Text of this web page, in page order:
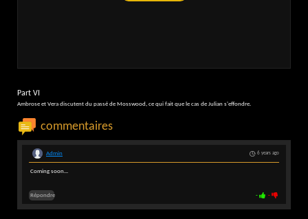
Part VI
Ambrose et Vera discutent du passé de Mosswood, ce qui fait que le cas de Julian s'effondre.
commentaires
6 years ago
Admin
Coming soon...
- -
Répondre